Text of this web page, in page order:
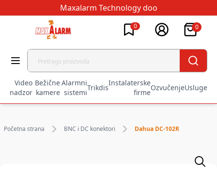
Maxalarm Technology doo
0 0
Video
nadzor
Bežične
kamere
Alarmni
sistemi
Trikdis
Instalaterske
firme
OzvučenjeUsluge
Početna strana BNC i DC konektori Dahua DC-102R